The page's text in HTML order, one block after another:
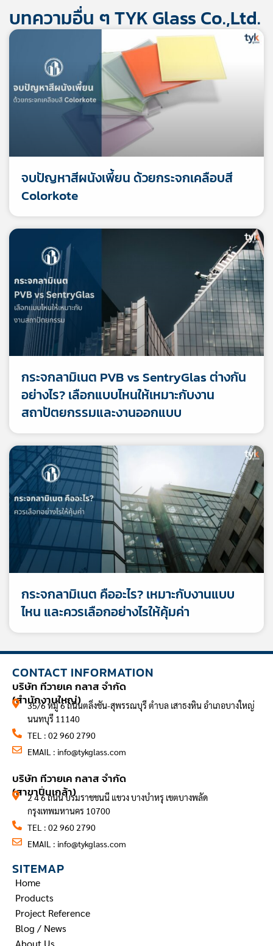
บทความอื่น ๆ TYK Glass Co.,Ltd.
จบปัญหาสีผนังเพี้ยน ด้วยกระจกเคลือบสี
Colorkote
กระจกลามิเนต PVB vs SentryGlas ต่างกัน
อย่างไร? เลือกแบบไหนให้เหมาะกับงาน
สถาปัตยกรรมและงานออกแบบ
กระจกลามิเนต คืออะไร? เหมาะกับงานแบบ
ไหน และควรเลือกอย่างไรให้คุ้มค่า
CONTACT INFORMATION
บริษัท ทีวายเค กลาส จำกัด
(สำนักงานใหญ่)
35/6 หมู่ 6 ถนนตลิ่งชัน-สุพรรณบุรี ตำบล เสาธงหิน อำเภอบางใหญ่
นนทบุรี 11140
TEL : 02 960 2790
EMAIL : info@tykglass.com
บริษัท ทีวายเค กลาส จำกัด
(สาขาปิ่นเกล้า)
2 4 6 ถนน บรมราชชนนี แขวง บางบำหรุ เขตบางพลัด
กรุงเทพมหานคร 10700
TEL : 02 960 2790
EMAIL : info@tykglass.com
SITEMAP
Home
Products
Project Reference
Blog / News
About Us